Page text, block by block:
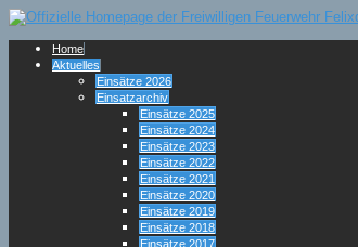
Home
Aktuelles
Einsätze 2026
Einsatzarchiv
Einsätze 2025
Einsätze 2024
Einsätze 2023
Einsätze 2022
Einsätze 2021
Einsätze 2020
Einsätze 2019
Einsätze 2018
Einsätze 2017